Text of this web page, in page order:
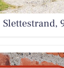
Slettestrand,